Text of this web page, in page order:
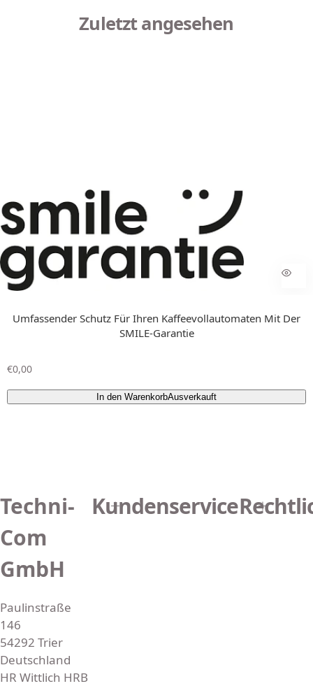
Zuletzt angesehen
Umfassender Schutz Für Ihren Kaffeevollautomaten Mit Der
SMILE-Garantie
R
g
u
r
e
i
s
€0,00
In den WarenkorbAusverkauft
Techni-
Com
GmbH
Paulinstraße
146
54292 Trier
Deutschland
HR Wittlich HRB
Kundenservice